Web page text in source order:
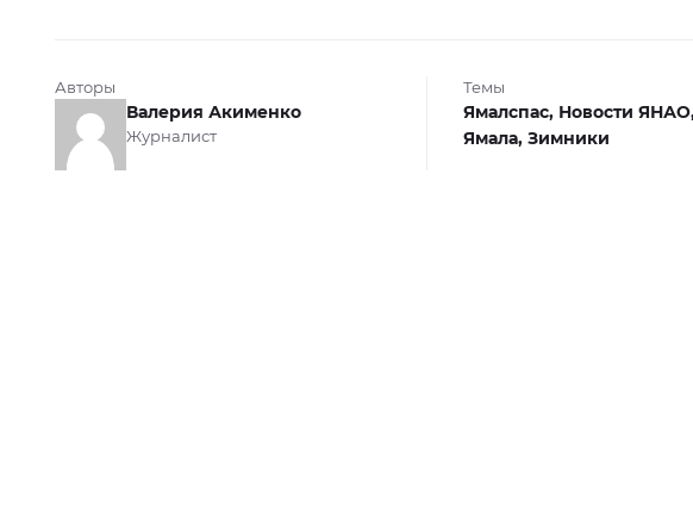
Авторы
Валерия Акименко
Журналист
Темы
Ямалспас, Новости
Ямала, Зимники